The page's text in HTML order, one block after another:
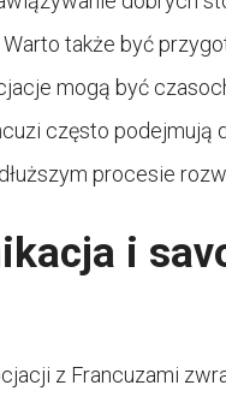
także być
mogą być
często podejmują
procesie
i
z Francuzami